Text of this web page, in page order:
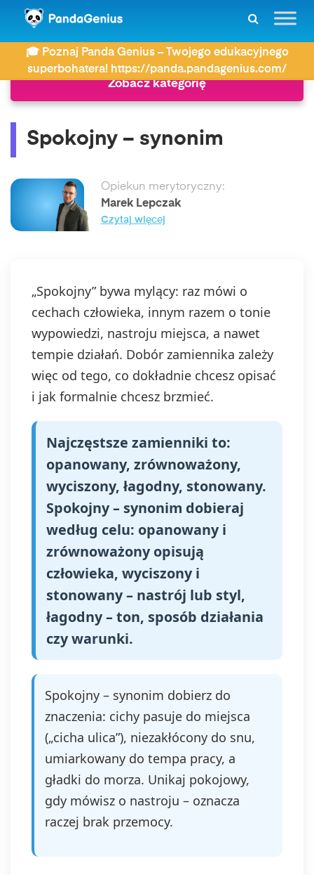
🎓 Poznaj Panda Genius – Twojego edukacyjnego
superbohatera! https://panda.pandagenius.com/
ZDAY Synonimy Spokojny – synonim
Zobacz kategorię
Spokojny – synonim
Opiekun merytoryczny:
Marek Lepczak
Czytaj więcej
„Spokojny” bywa mylący: raz mówi o
cechach człowieka, innym razem o tonie
wypowiedzi, nastroju miejsca, a nawet
tempie działań. Dobór zamiennika zależy
więc od tego, co dokładnie chcesz opisać
i jak formalnie chcesz brzmieć.
Najczęstsze zamienniki to:
opanowany, zrównoważony,
wyciszony, łagodny, stonowany.
Spokojny – synonim dobieraj
według celu: opanowany i
zrównoważony opisują
człowieka, wyciszony i
stonowany – nastrój lub styl,
łagodny – ton, sposób działania
czy warunki.
Spokojny – synonim dobierz do
znaczenia: cichy pasuje do miejsca
(„cicha ulica”), niezakłócony do snu,
umiarkowany do tempa pracy, a
gładki do morza. Unikaj pokojowy,
gdy mówisz o nastroju – oznacza
raczej brak przemocy.